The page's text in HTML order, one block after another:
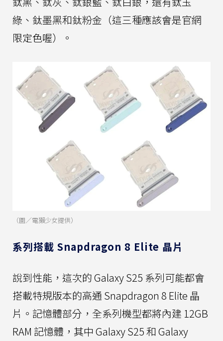
綠、鈦墨黑和鈦粉金（這三種應該會是官網
限定色喔）。
（圖／電獺少女提供）
系列搭載 Snapdragon 8 Elite 晶片
說到性能，這次的 Galaxy S25 系列可能都會
搭載特規版本的高通 Snapdragon 8 Elite 晶
片。記憶體部分，全系列機型都將內建 12GB
RAM 記憶體，其中 Galaxy S25 和 Galaxy